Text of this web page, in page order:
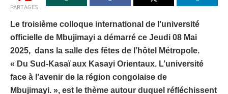
PARTAGES
Le troisième colloque international de l’université
officielle de Mbujimayi a démarré ce Jeudi 08 Mai
2025, dans la salle des fêtes de l’hôtel Métropole.
« Du Sud-Kasaï aux Kasayi Orientaux. L’université
face à l’avenir de la région congolaise de
Mbujimayi. », est le thème autour duquel réfléchissent